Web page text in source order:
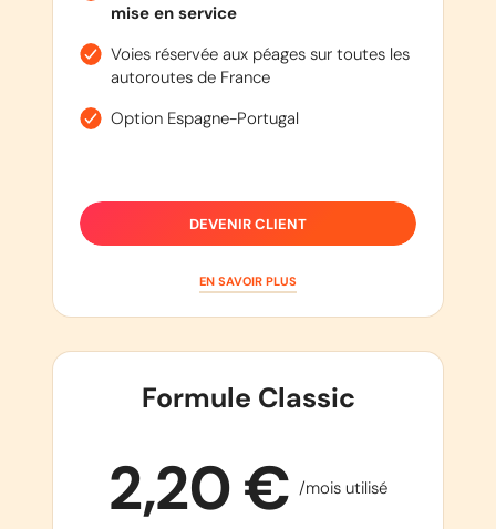
mise en service
Voies réservée aux péages sur toutes les
autoroutes de France
Option Espagne-Portugal
DEVENIR CLIENT
EN SAVOIR PLUS
Formule Classic
2,20 € /mois utilisé